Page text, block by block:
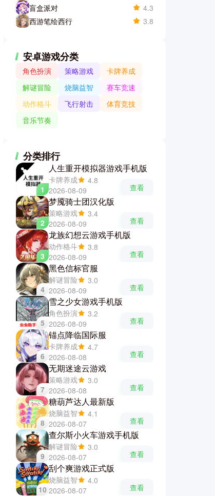
盲盒派对
4.3
西游笔绘西行
3.8
安卓游戏分类
角色扮演 策略游戏
卡牌养成
解谜冒险
烧脑益智
赛车竞速
动作格斗
飞行射击
体育竞技
音乐节奏
分类排行
1
人生重开模拟器游戏手机版
卡牌养成
4.8
2026-08-09
查看
2
梦魇骑士团汉化版
策略游戏
3.4
2026-08-09
查看
3
龙族幻想云游戏手机版
动作格斗
3.8
2026-08-09
查看
4
黑色信标官服
解谜冒险
3.0
2026-08-09
查看
5
雪之少女游戏手机版
角色扮演
3.2
2026-08-09
查看
6
锚点降临国际服
卡牌养成
4.7
2026-08-08
查看
7
无期迷途云游戏
策略游戏
3.0
2026-08-08
查看
8
糖葫芦达人最新版
烧脑益智
4.1
2026-08-07
查看
9
查尔斯小火车游戏手机版
解谜冒险
3.0
2026-08-07
查看
10
刮个爽游戏正式版
烧脑益智
4.0
2026-08-07
查看